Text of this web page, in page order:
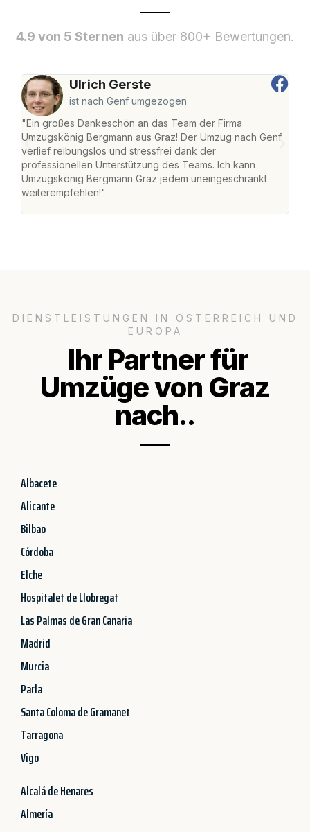
4.9 von 5 Sternen aus über 800+ Bewertungen.
Ulrich Gerste
ist nach Genf umgezogen
"Ein großes Dankeschön an das Team der Firma
Umzugskönig Bergmann aus Graz! Der Umzug nach Genf
verlief reibungslos und stressfrei dank der
professionellen Unterstützung des Teams. Ich kann
Umzugskönig Bergmann Graz jedem uneingeschränkt
weiterempfehlen!"
DIENSTLEISTUNGEN IN ÖSTERREICH UND
EUROPA
Ihr Partner für
Umzüge von Graz
nach..
Albacete
Alicante
Bilbao
Córdoba
Elche
Hospitalet de Llobregat
Las Palmas de Gran Canaria
Madrid
Murcia
Parla
Santa Coloma de Gramanet
Tarragona
Vigo
Alcalá de Henares
Almería